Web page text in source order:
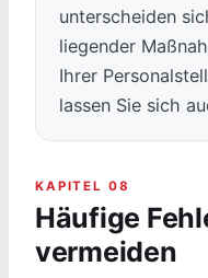
unterscheiden
liegender
Ihrer
lassen Sie sich
KAPITEL 08
Häufige
vermeiden